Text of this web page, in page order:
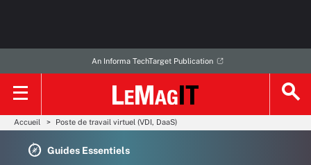
An Informa TechTarget Publication
Accueil Poste de travail virtuel (VDI, DaaS)
Guides Essentiels